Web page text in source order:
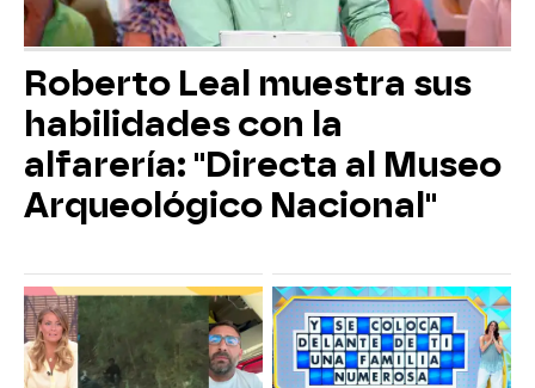
Roberto Leal muestra sus
habilidades con la
alfarería: "Directa al Museo
Arqueológico Nacional"